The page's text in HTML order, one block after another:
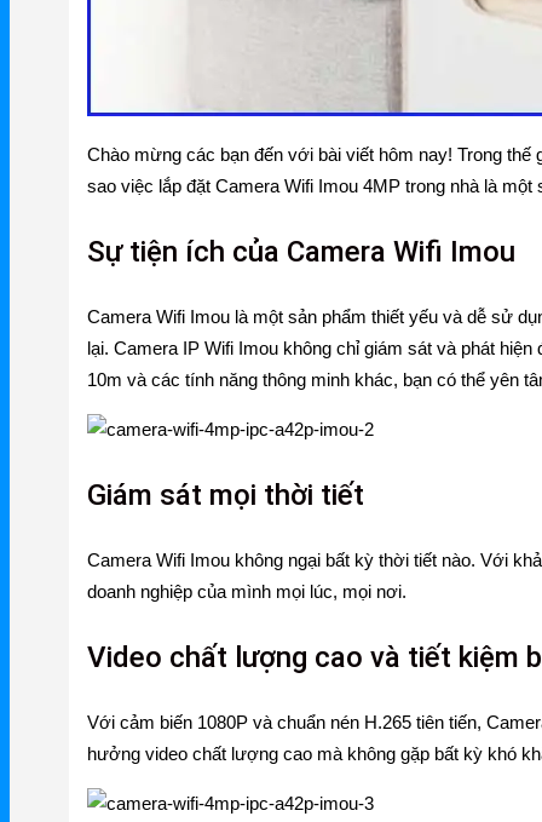
Phụ Kiện NetMax
Huawei Router WiFi
Huawei WiFi 4G/5G
Huawei eKitEngine
Mercusys
Mercusys Switch
Mercusys 4G
Firewall – Tường lửa
Chào mừng các bạn đến với bài viết hôm nay! Trong
sao việc lắp đặt Camera Wifi Imou 4MP trong nhà là
Sự tiện ích của Camera Wifi Imou
Camera Wifi Imou là một sản phẩm thiết yếu và dễ sử
lại. Camera IP Wifi Imou không chỉ giám sát và phát
10m và các tính năng thông minh khác, bạn có thể yên
Giám sát mọi thời tiết
Camera Wifi Imou không ngại bất kỳ thời tiết nào. Với
doanh nghiệp của mình mọi lúc, mọi nơi.
Video chất lượng cao và tiết kiệm
Với cảm biến 1080P và chuẩn nén H.265 tiên tiến,
hưởng video chất lượng cao mà không gặp bất kỳ khó